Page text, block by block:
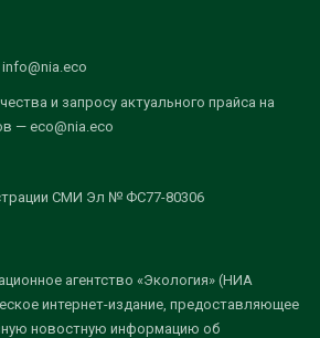
и запросу актуального прайса на
— eco@nia.eco
СМИ Эл № ФС77-80306
агентство «Экология» (НИА
интернет-издание, предоставляющее
новостную информацию об